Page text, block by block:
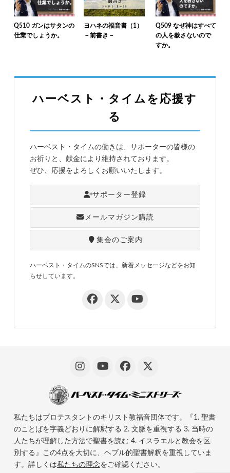
Q510 ガンはサタンの
仕業でしょうか。
ヨハネの福音書（1）
－前書き－
Q509 なぜ神はすべて
の人を赦さないので
すか。
ハーベスト・タイムを応援す
る
ハーベスト・タイムの働きは、サポーターの皆様の
お祈りと、献金により維持されております。
ぜひ、応援をよろしくお願いいたします。
サポーター登録
メールマガジン購読
集会のご案内
ハーベスト・タイムのSNSでは、新着メッセージなどをお知
らせしています。
私たちはプロテスタントのキリスト教福音団体です。『1. 聖書
のことばを字義どおりに解釈する 2. 文脈を重視する 3. 当時の
人たちが理解した方法で聖書を読む 4. イスラエルと教会を区
別する』この4点を大切に、ヘブル的聖書解釈を重視していま
す。詳しくは私たちの理念をご確認ください。